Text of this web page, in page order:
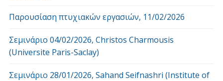
Παρουσίαση πτυχιακών εργασιών, 11/02/2026
Σεμινάριο 04/02/2026, Christos Charmousis
(Universite Paris-Saclay)
Σεμινάριο 28/01/2026, Sahand Seifnashri (Institute of